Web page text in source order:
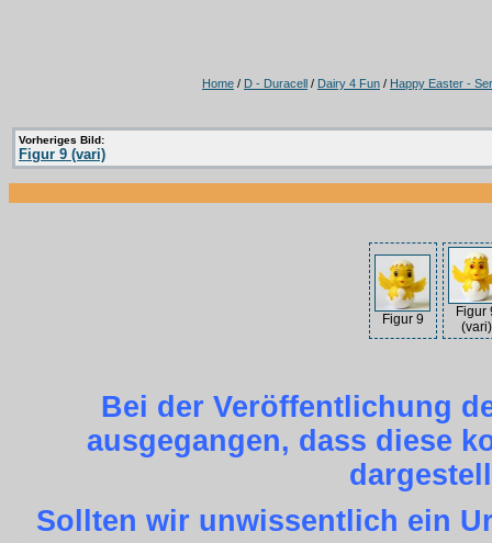
Home / D - Duracell / Dairy 4 Fun / Happy Easter -
Vorheriges Bild:
Figur 9 (vari)
Figur 9
Figur
(vari)
Bei der Veröffentlichung
ausgegangen, dass diese
Sollten wir unwissentlich ein